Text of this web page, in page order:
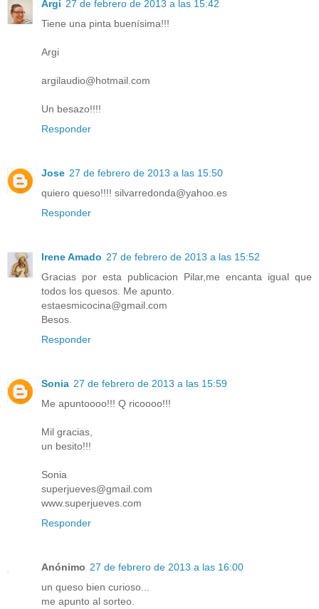
Argi 27 de febrero de 2013 a las 15:42
Tiene una pinta buenísima!!!
Argi
argilaudio@hotmail.com
Un besazo!!!!
Responder
Jose 27 de febrero de 2013 a las 15:50
quiero queso!!!! silvarredonda@yahoo.es
Responder
Irene Amado 27 de febrero de 2013 a las 15:52
Gracias por esta publicacion Pilar,me encanta igual que
todos los quesos. Me apunto.
estaesmicocina@gmail.com
Besos.
Responder
Sonia 27 de febrero de 2013 a las 15:59
Me apuntoooo!!! Q ricoooo!!!
Mil gracias,
un besito!!!
Sonia
superjueves@gmail.com
www.superjueves.com
Responder
Anónimo 27 de febrero de 2013 a las 16:00
un queso bien curioso...
me apunto al sorteo.